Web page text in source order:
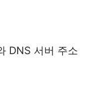
DNS 서버 주소